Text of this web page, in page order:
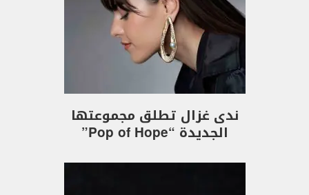
ندى غزال تطلق مجموعتها
الجديدة “Pop of Hope”